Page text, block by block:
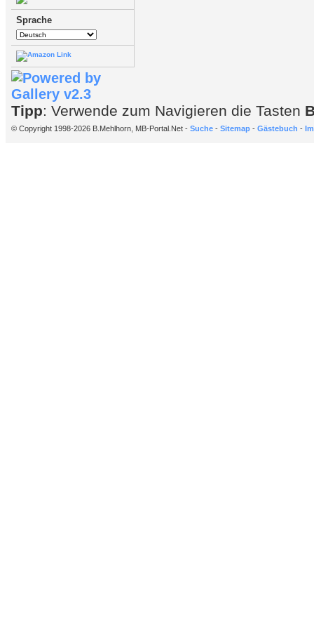
Sprache
Tipp: Verwende zum Navigieren die Tasten
© Copyright 1998-2026 B.Mehlhorn, MB-Portal.Net - Suche - Sitemap - Gästebuch -